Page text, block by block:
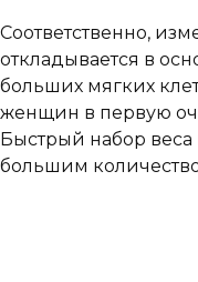
Соответственно,
откладывается в
больших мягких
женщин в первую
Быстрый набор веса
большим